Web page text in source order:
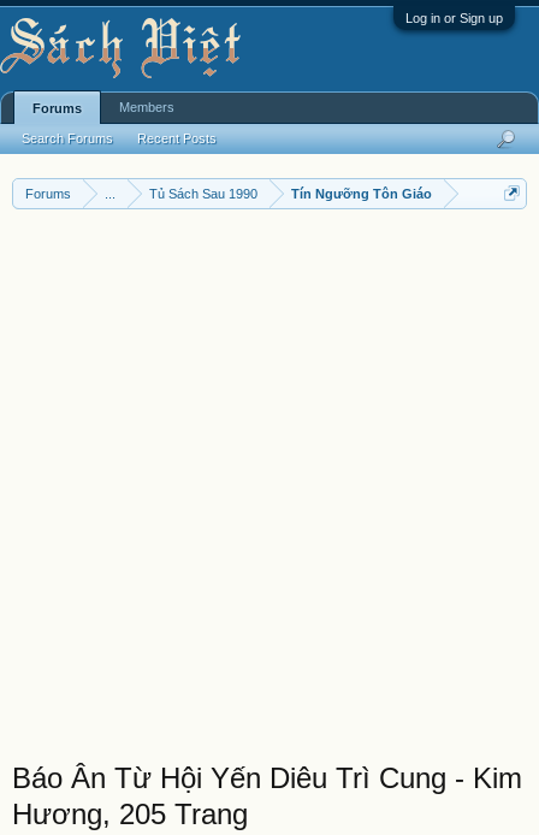
Log in or Sign up
Forums Tủ Sách Sau 1990 Tín Ngưỡng Tôn Giáo
Báo Ân Từ Hội Yến Diêu Trì Cung - Kim
Hương, 205 Trang
Forums
Search Forums Recent Posts
Members